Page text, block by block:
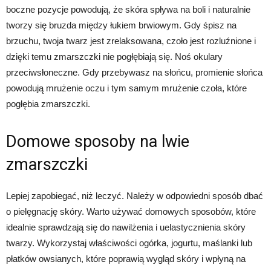
boczne pozycje powodują, że skóra spływa na boli i naturalnie
tworzy się bruzda między łukiem brwiowym. Gdy śpisz na
brzuchu, twoja twarz jest zrelaksowana, czoło jest rozluźnione i
dzięki temu zmarszczki nie pogłębiają się. Noś okulary
przeciwsłoneczne. Gdy przebywasz na słońcu, promienie słońca
powodują mrużenie oczu i tym samym mrużenie czoła, które
pogłębia zmarszczki.
Domowe sposoby na lwie
zmarszczki
Lepiej zapobiegać, niż leczyć. Należy w odpowiedni sposób dbać
o pielęgnację skóry. Warto używać domowych sposobów, które
idealnie sprawdzają się do nawilżenia i uelastycznienia skóry
twarzy. Wykorzystaj właściwości ogórka, jogurtu, maślanki lub
płatków owsianych, które poprawią wygląd skóry i wpłyną na